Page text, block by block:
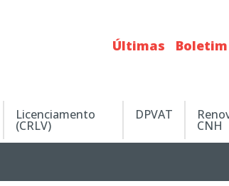
Últimas Boletim
Licenciamento
(CRLV)
DPVAT
CNH